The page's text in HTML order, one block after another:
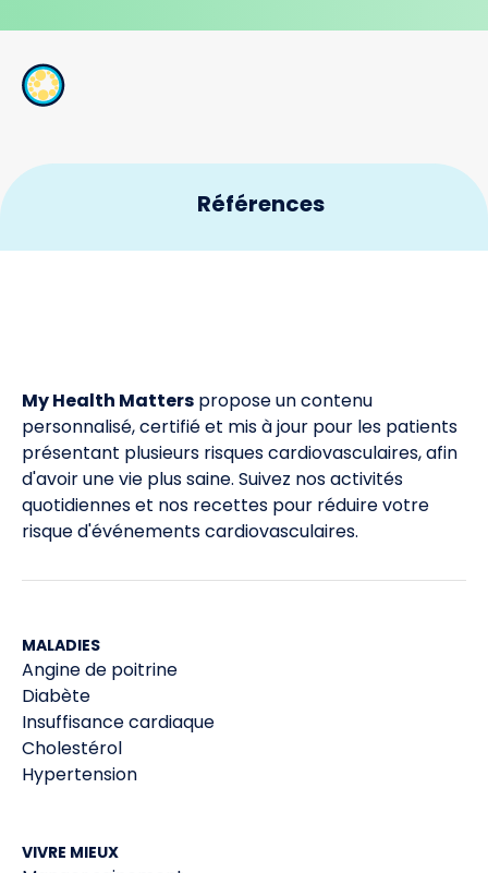
Références
Chapter 31.
2 CDC. LDL & HDL – Good & Bad Cholesterol.Consulté
le 1/2/2023
3 CDC. Getting Your Cholesterol Checked.
5 Les références sont disponibles sur demande.
My Health Matters propose un contenu
personnalisé, certifié et mis à jour pour les patients
présentant plusieurs risques cardiovasculaires, afin
d'avoir une vie plus saine. Suivez nos activités
quotidiennes et nos recettes pour réduire votre
risque d'événements cardiovasculaires.
MALADIES
Angine de poitrine
Diabète
Insuffisance cardiaque
Cholestérol
Hypertension
VIVRE MIEUX